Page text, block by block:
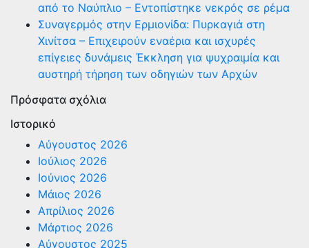
από το Ναύπλιο – Εντοπίστηκε νεκρός σε ρέμα
Συναγερμός στην Ερμιονίδα: Πυρκαγιά στη
Χινίτσα – Επιχειρούν εναέρια και ισχυρές
επίγειες δυνάμεις Έκκληση για ψυχραιμία και
αυστηρή τήρηση των οδηγιών των Αρχών
Πρόσφατα σχόλια
Ιστορικό
Αύγουστος 2026
Ιούλιος 2026
Ιούνιος 2026
Μάιος 2026
Απρίλιος 2026
Μάρτιος 2026
Αύγουστος 2025